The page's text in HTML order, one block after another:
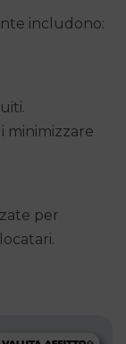
includono:
minimizzare
per